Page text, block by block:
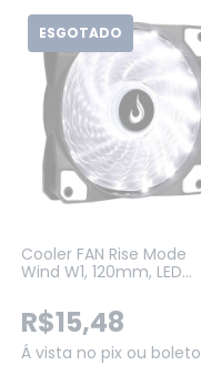
ESGOTADO
Cooler FAN Rise Mode
Wind W1, 120mm, LED
R$15,48
Á vista no pix ou boleto